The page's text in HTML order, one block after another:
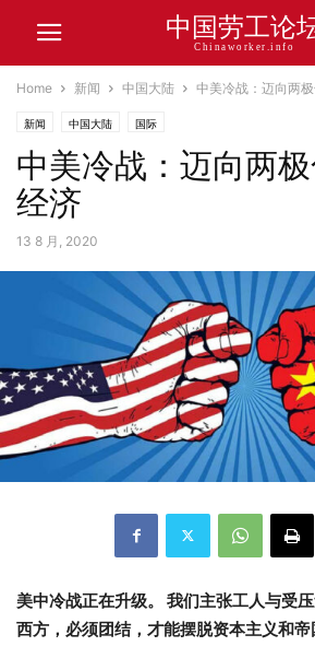
中国劳工论
Chinaworker.info
Home 新闻 中国大陆 中美冷战：迈向两
新闻 中国大陆 国际
中美冷战：迈向两
经济
13 8 月, 2020
美中冷战正在升级。 我们主张工人与受
西方，必须团结，才能摆脱资本主义和帝